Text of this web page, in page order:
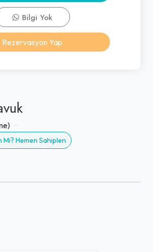
Mi? Hemen Sahiplen
Bilgi Yok
Rezervasyon Yap